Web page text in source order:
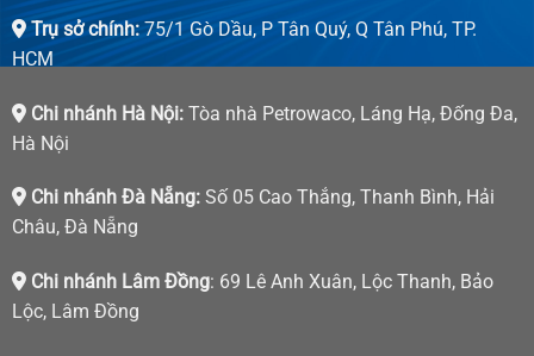
Trụ sở chính:75/1 Gò Dầu, P Tân Quý, Q Tân Phú, TP.
HCM
Chi nhánh Hà Nội:Tòa nhà Petrowaco, Láng Hạ, Đống Đa,
Hà Nội
Chi nhánh Đà Nẵng:Số 05 Cao Thắng, Thanh Bình, Hải
Châu, Đà Nẵng
Chi nhánh Lâm Đồng: 69 Lê Anh Xuân, Lộc Thanh, Bảo
Lộc, Lâm Đồng